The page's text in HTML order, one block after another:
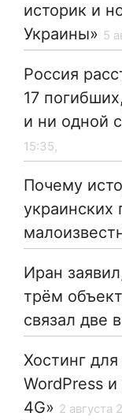
историк и
Украины» 5
Россия
17
и ни одной
15:35,
Почему
украинских
Иран
трём
связал две
Хостинг
WordPress
4G» 2 августа